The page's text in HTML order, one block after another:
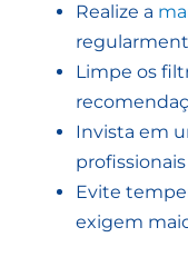
Realize a
Limpe os
Invista em
Evite
exigem